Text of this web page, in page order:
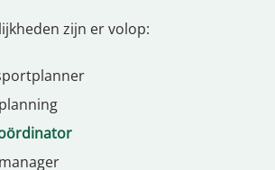
zijn er volop: